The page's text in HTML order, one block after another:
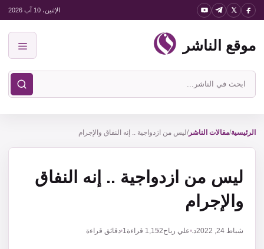
انتقل
المحتوى
الإثنين، 10 آب 2026
موقع الناشر
ابحث
في
الناشر
الرئيسية/مقالات الناشر/ليس من ازدواجية .. إنه النفاق والإجرام
ليس من ازدواجية .. إنه النفاق
والإجرام
شباط 24, 2022 د. علي رباح1,152 قراءة1 دقائق قراءة